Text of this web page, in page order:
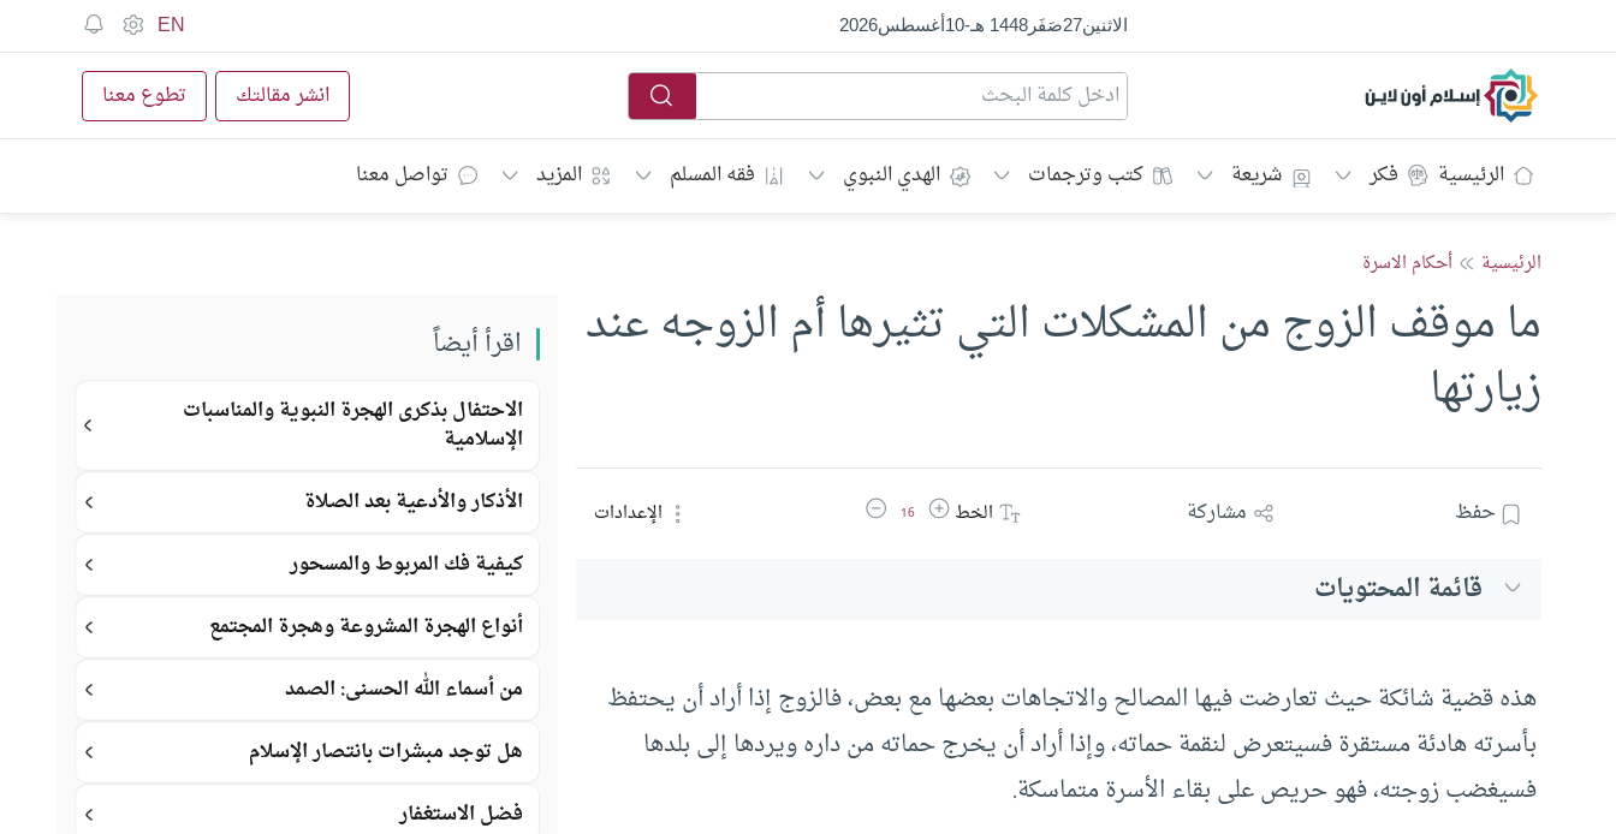
الاثنين27صَفَر1448 هـ -
10أغسطس2026
EN
إسلام أون لاين انشر مقالتك تطوع معنا
الرئيسية فكر شريعة كتب وترجمات الهدي النبوي فقه المسلم المزيد تواصل معنا
الرئيسية أحكام الاسرة
ما موقف الزوج من المشكلات التي تثيرها أم الزوجه عند
زيارتها
حفظ مشاركة الخطزيادة حجم الخط
16 تقليل حجم الخط الإعدادات
قائمة المحتويات
هذه قضية شائكة حيث تعارضت فيها المصالح والاتجاهات بعضها مع بعض، فالزوج إذا أراد أن يحتفظ
بأسرته هادئة مستقرة فسيتعرض لنقمة حماته، وإذا أراد أن يخرج حماته من داره ويردها إلى بلدها
فسيغضب زوجته، فهو حريص على بقاء الأسرة متماسكة.
اقرأ أيضاً
الاحتفال بذكرى الهجرة النبوية والمناسبات
الإسلامية
الأذكار والأدعية بعد الصلاة
كيفية فك المربوط والمسحور
أنواع الهجرة المشروعة وهجرة المجتمع
من أسماء الله الحسنى: الصمد
هل توجد مبشرات بانتصار الإسلام
فضل الاستغفار